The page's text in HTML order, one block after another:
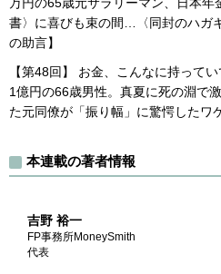
書〉に喜びも束の間…〈同封のハガ
の助言】
【第48回】 お金、こんなに持って
1億円の66歳男性。真夏に死の淵で
た元同僚が「振り幅」に驚愕したワ
本連載の著者情報
吉野 裕一
FP事務所MoneySmith
代表